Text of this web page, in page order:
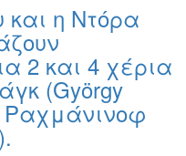
και η Ντόρα
2 και 4 χέρια
(György
Ραχμάνινοφ